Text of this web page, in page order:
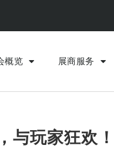
概览 展商服务
与玩家狂欢！